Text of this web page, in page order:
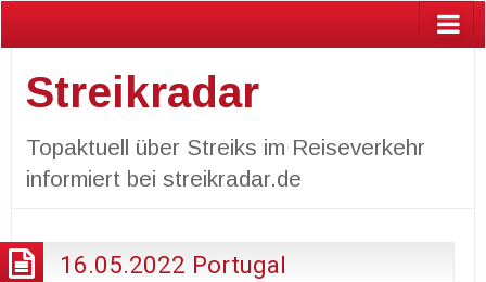
Streikradar
Topaktuell über Streiks im Reiseverkehr
informiert bei streikradar.de
16.05.2022 Portugal